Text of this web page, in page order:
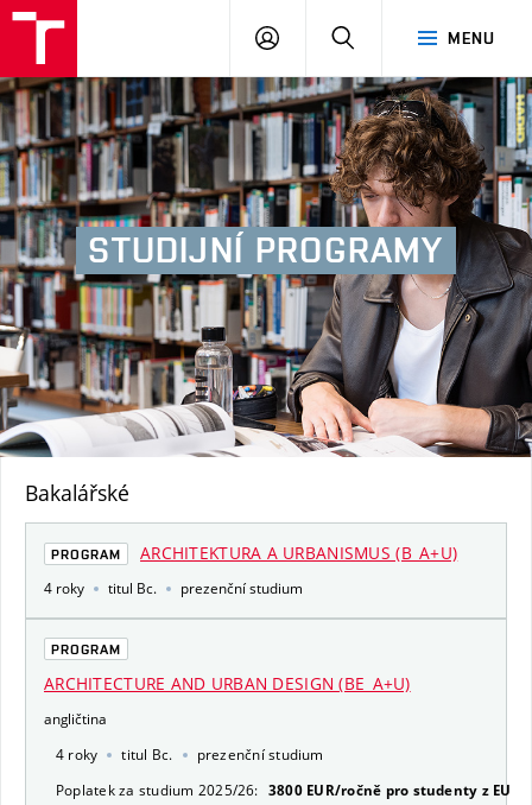
MENU
PŘIHLÁSIT
STUDIJNÍ PROGRAMY
Bakalářské
PROGRAM ARCHITEKTURA A URBANISMUS (B_A+U)
4 roky titul Bc. prezenční studium
PROGRAM
ARCHITECTURE AND URBAN DESIGN (BE_A+U)
angličtina
4 roky
titul Bc.
prezenční studium
Poplatek za studium 2025/26: 3800 EUR/ročně pro studenty z EU